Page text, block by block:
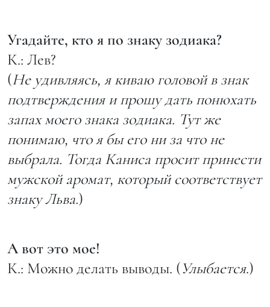
Угадайте, кто я по знаку зодиака?
К.: Лев?
(Не удивляясь, я киваю головой в знак
подтверждения и прошу дать понюхать
запах моего знака зодиака. Тут же
понимаю, что я бы его ни за что не
выбрала. Тогда Каниса просит принести
мужской аромат, который соответствует
знаку Льва.)
А вот это мое!
К.: Можно делать выводы. (Улыбается.)